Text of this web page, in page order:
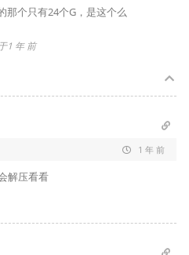
那个只有24个G，是这个么
1 年 前
1 年 前
解压看看